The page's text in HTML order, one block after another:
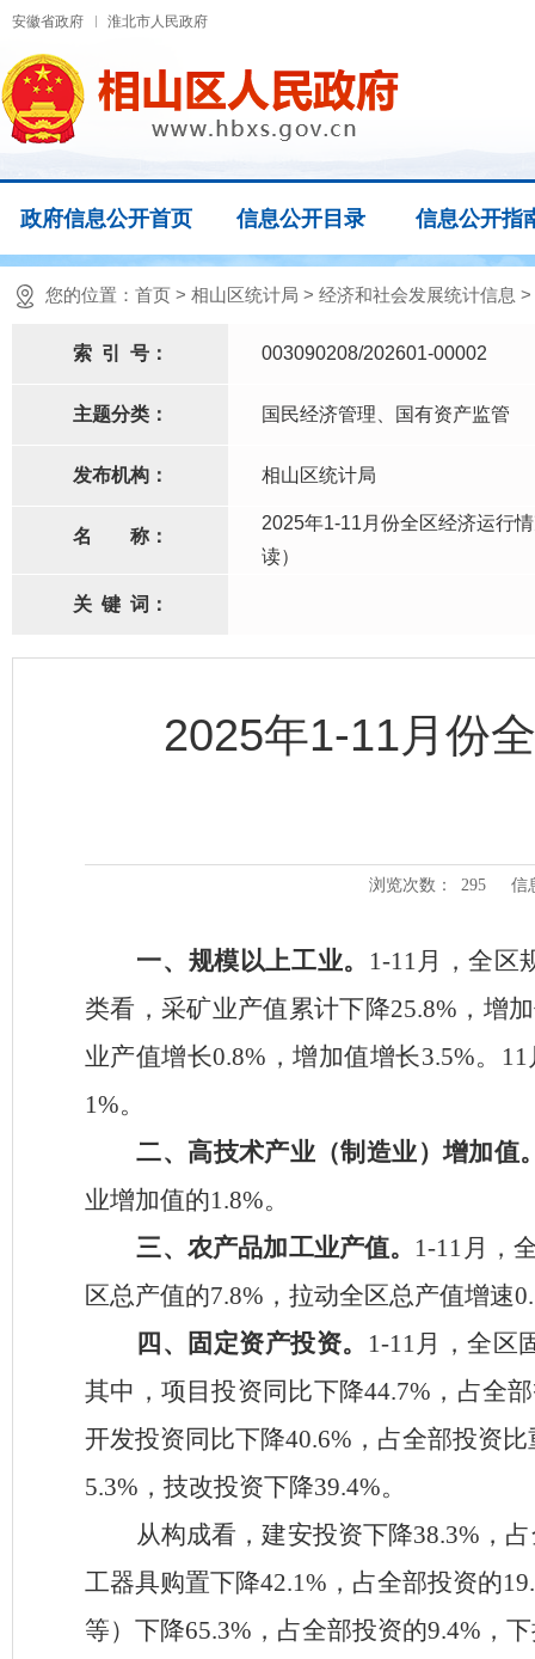
安徽省政府 淮北市人民政府
政府信息公开首页 信息公开目录 信息公开指
您的位置： 首页 > 相山区统计局 > 经济和社会发展统计信息 >
索 引 号： 003090208/202601-00002
主题分类： 国民经济管理、国有资产监管
发布机构： 相山区统计局
名 称：
2025年1-11月份全区经济运行
读）
关 键 词：
2025年1-11月份
浏览次数： 295 信
一、 规模以上工业。 1-11月，全区
类看，采矿业产值累计下降25.8% ，增
业产值增长0.8% ，增加值增长3.5%。 11
1%。
二、高技术产业（制造业）增加值
业增加值的1.8%。
三、农产品加工业产值。 1-11 月，
区总产值的7.8% ，拉动全区总产值增速
四、固定资产投资。 1-11月，全区
其中，项目投资同比下降44.7% ，占全
开发投资同比下降40.6% ，占全部投资
5.3% ，技改投资下降39.4%。
从构成看，建安投资下降38.3% ，
工器具购置下降42.1% ，占全部投资的
等）下降65.3% ，占全部投资的9.4% ，